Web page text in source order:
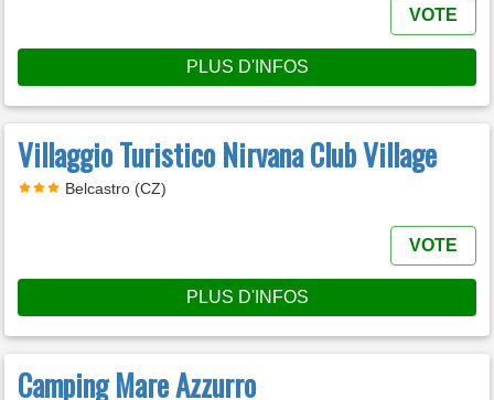
VOTE
PLUS D'INFOS
Villaggio Turistico Nirvana Club Village
Belcastro (CZ)
VOTE
PLUS D'INFOS
Camping Mare Azzurro